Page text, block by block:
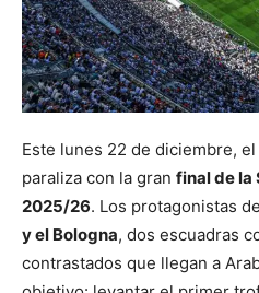
Este lunes 22 de diciembre,
paraliza con la gran final de la
2025/26. Los protagonistas
y el Bologna, dos escuadras
contrastados que llegan a